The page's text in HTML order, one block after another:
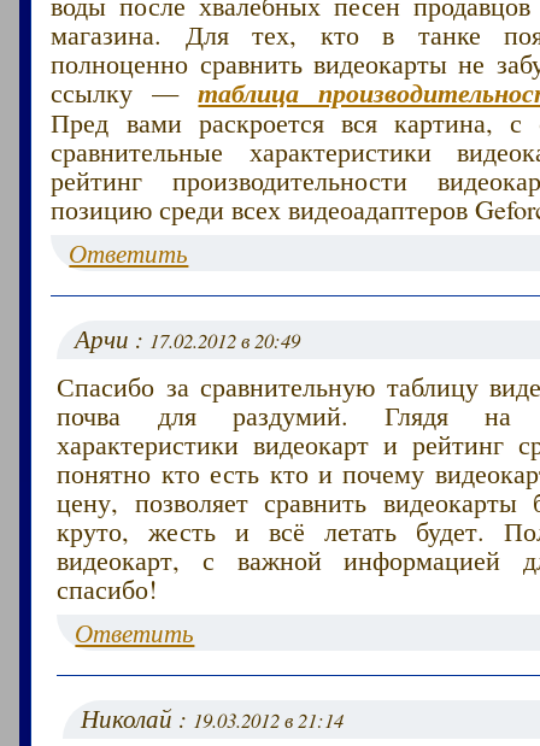
магазина. Для тех, кто в танке
полноценно сравнить видеокарты не
ссылку —таблица
Пред вами раскроется вся картина, с
сравнительные характеристики
рейтинг производительности
позицию среди всех видеоадаптеров
Ответить
Арчи : 17.02.2012 в 20:49
Спасибо за сравнительную таблицу
почва для раздумий. Глядя на
характеристики видеокарт и рейтинг
понятно кто есть кто и почему
цену, позволяет сравнить видеокарты
круто, жесть и всё летать будет.
видеокарт, с важной информацией
спасибо!
Ответить
Николай : 19.03.2012 в 21:14